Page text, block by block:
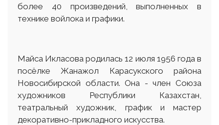
более 40 произведений, выполненных в
технике войлока и графики.
Майса Икласова родилась 12 июля 1956 года в
посёлке Жанажол Карасукского района
Новосибирской области. Она - член Союза
художников Республики Казахстан,
театральный художник, график и мастер
декоративно-прикладного искусства.